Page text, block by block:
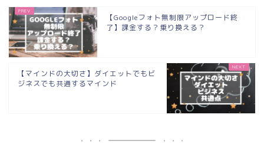
【Googleフォト無制限アップロード終
了】課金する？乗り換える？
【マインドの大切さ】ダイエットでもビ
ジネスでも共通するマインド